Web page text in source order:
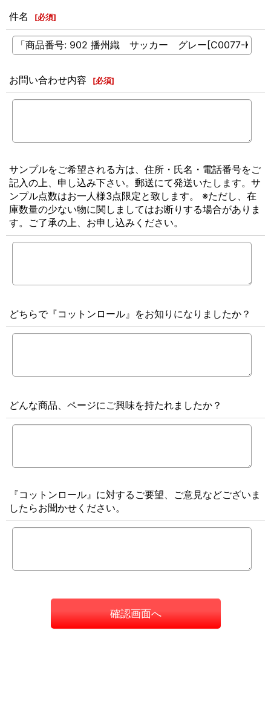
件名 [必須]
お問い合わせ内容 [必須]
サンプルをご希望される方は、住所・氏名・電話番号をご
記入の上、申し込み下さい。郵送にて発送いたします。サ
ンプル点数はお一人様3点限定と致します。 ※ただし、在
庫数量の少ない物に関しましてはお断りする場合がありま
す。ご了承の上、お申し込みください。
どちらで『コットンロール』をお知りになりましたか？
どんな商品、ページにご興味を持たれましたか？
『コットンロール』に対するご要望、ご意見などございま
したらお聞かせください。
確認画面へ